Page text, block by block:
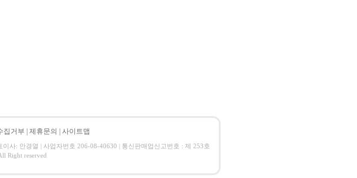
집거부 제휴문의 사이트맵
사: 안경열 | 사업자번호 206-08-40630 | 통신판매업신고번호 : 제 253호
Right reserved